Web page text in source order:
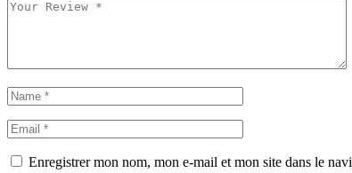
Enregistrer mon nom, mon e-mail et mon site dans le